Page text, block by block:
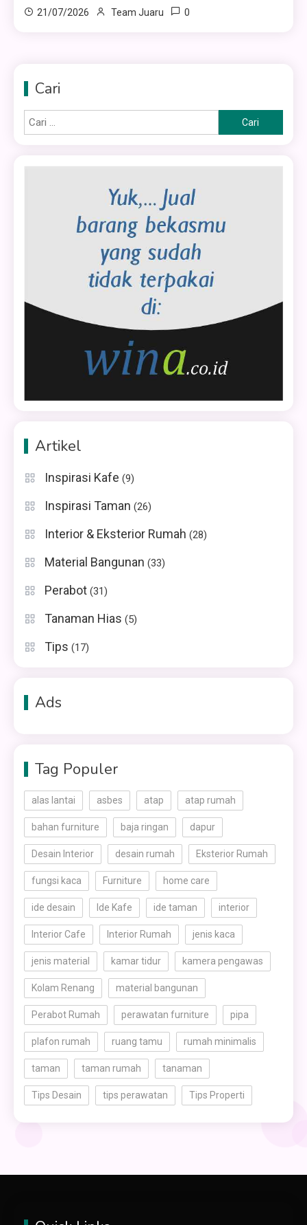
21/07/2026 Team Juaru 0
Cari
untuk:
Artikel
Inspirasi Kafe (9)
Inspirasi Taman (26)
Interior & Eksterior Rumah (28)
Material Bangunan (33)
Perabot (31)
Tanaman Hias (5)
Tips (17)
Ads
Tag Populer
alas lantai asbes atap atap rumah
bahan furniture baja ringan dapur
Desain Interior desain rumah Eksterior Rumah
fungsi kaca Furniture home care
ide desain Ide Kafe ide taman interior
Interior Cafe Interior Rumah jenis kaca
jenis material kamar tidur kamera pengawas
Kolam Renang material bangunan
Perabot Rumah perawatan furniture pipa
plafon rumah ruang tamu rumah minimalis
taman taman rumah tanaman
Tips Desain tips perawatan Tips Properti